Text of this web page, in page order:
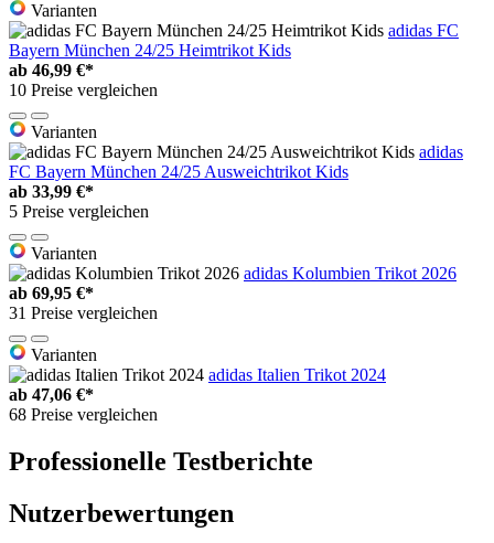
Varianten
adidas FC
Bayern München 24/25 Heimtrikot Kids
ab 46,99 €*
10 Preise vergleichen
Varianten
adidas
FC Bayern München 24/25 Ausweichtrikot Kids
ab 33,99 €*
5 Preise vergleichen
Varianten
adidas Kolumbien Trikot 2026
ab 69,95 €*
31 Preise vergleichen
Varianten
adidas Italien Trikot 2024
ab 47,06 €*
68 Preise vergleichen
Professionelle Testberichte
Nutzerbewertungen